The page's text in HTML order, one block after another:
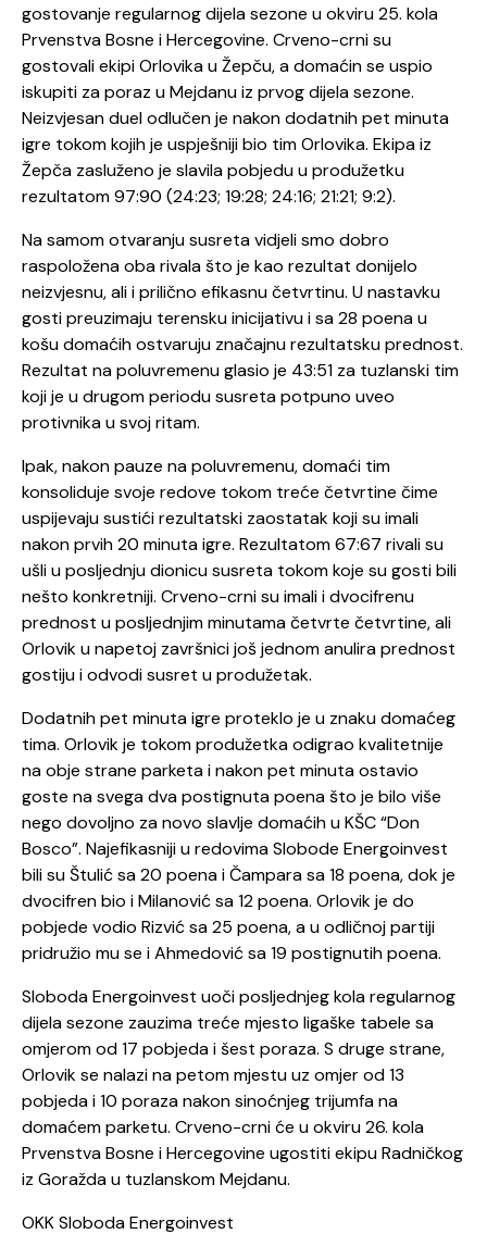
gostovanje regularnog dijela sezone u okviru 25. kola
Prvenstva Bosne i Hercegovine. Crveno-crni su
gostovali ekipi Orlovika u Žepču, a domaćin se uspio
iskupiti za poraz u Mejdanu iz prvog dijela sezone.
Neizvjesan duel odlučen je nakon dodatnih pet minuta
igre tokom kojih je uspješniji bio tim Orlovika. Ekipa iz
Žepča zasluženo je slavila pobjedu u produžetku
rezultatom 97:90 (24:23; 19:28; 24:16; 21:21; 9:2).
Na samom otvaranju susreta vidjeli smo dobro
raspoložena oba rivala što je kao rezultat donijelo
neizvjesnu, ali i prilično efikasnu četvrtinu. U nastavku
gosti preuzimaju terensku inicijativu i sa 28 poena u
košu domaćih ostvaruju značajnu rezultatsku prednost.
Rezultat na poluvremenu glasio je 43:51 za tuzlanski tim
koji je u drugom periodu susreta potpuno uveo
protivnika u svoj ritam.
Ipak, nakon pauze na poluvremenu, domaći tim
konsoliduje svoje redove tokom treće četvrtine čime
uspijevaju sustići rezultatski zaostatak koji su imali
nakon prvih 20 minuta igre. Rezultatom 67:67 rivali su
ušli u posljednju dionicu susreta tokom koje su gosti bili
nešto konkretniji. Crveno-crni su imali i dvocifrenu
prednost u posljednjim minutama četvrte četvrtine, ali
Orlovik u napetoj završnici još jednom anulira prednost
gostiju i odvodi susret u produžetak.
Dodatnih pet minuta igre proteklo je u znaku domaćeg
tima. Orlovik je tokom produžetka odigrao kvalitetnije
na obje strane parketa i nakon pet minuta ostavio
goste na svega dva postignuta poena što je bilo više
nego dovoljno za novo slavlje domaćih u KŠC “Don
Bosco”. Najefikasniji u redovima Slobode Energoinvest
bili su Štulić sa 20 poena i Čampara sa 18 poena, dok je
dvocifren bio i Milanović sa 12 poena. Orlovik je do
pobjede vodio Rizvić sa 25 poena, a u odličnoj partiji
pridružio mu se i Ahmedović sa 19 postignutih poena.
Sloboda Energoinvest uoči posljednjeg kola regularnog
dijela sezone zauzima treće mjesto ligaške tabele sa
omjerom od 17 pobjeda i šest poraza. S druge strane,
Orlovik se nalazi na petom mjestu uz omjer od 13
pobjeda i 10 poraza nakon sinoćnjeg trijumfa na
domaćem parketu. Crveno-crni će u okviru 26. kola
Prvenstva Bosne i Hercegovine ugostiti ekipu Radničkog
iz Goražda u tuzlanskom Mejdanu.
OKK Sloboda Energoinvest